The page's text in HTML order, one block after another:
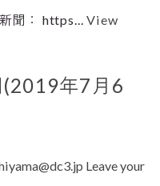
聞： https...View
(2019年7月6
Leave your